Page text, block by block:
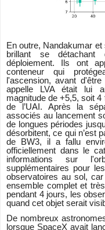
En outre, Nandakumar
brillant se détachant
déploiement. Ils ont
conteneur qui
l'ascension, avant
appelle LVA était lui
magnitude de +5,5, soit
de l’UAI. Après la
associés au lancement
de longues périodes
désorbitent, ce qui n’est
de BW3, il a fallu
officiellement dans le
informations sur
supplémentaires pour
observatoires au sol,
ensemble complet et
pendant 4 jours, les
quand cet objet serait
De nombreux
lorsque SpaceX avait